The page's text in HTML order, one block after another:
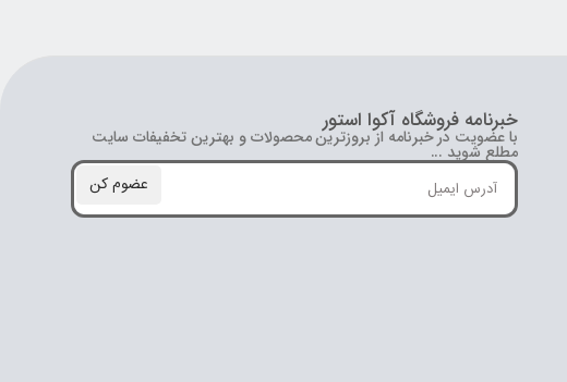
خبرنامه فروشگاه آکوا استور
با عضویت در خبرنامه از بروز‌ترین محصولات و بهترین تخفیفات سایت
مطلع شوید ...
عضوم کن